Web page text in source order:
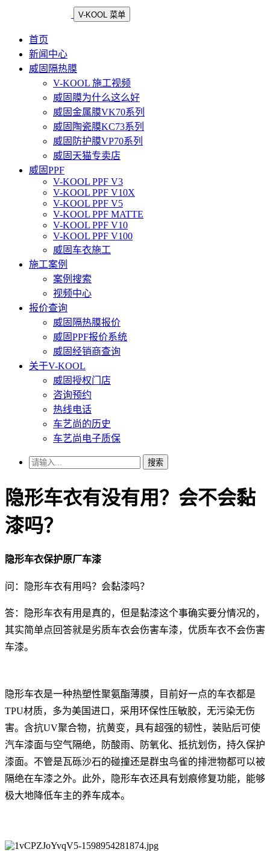
V-KOOL 菜单
首页
新闻中心
威固隔热膜
V-KOOL 施工视频
威固膜为什么这么好
威固金属膜VK70系列
威固陶瓷膜KC73系列
威固防护膜VP70系列
威固天猫专卖店
威固PPF
V-KOOL PPF V3
V-KOOL PPF V10X
V-KOOL PPF V5
V-KOOL PPF MATTE
V-KOOL PPF V10
V-KOOL PPF V100
威固车衣施工
施工案例
案例搜索
视频中心
报价查询
威固隔热膜报价
威固PPF报价系统
威固经销商查询
关于V-KOOL
威固授权门店
咨询预约
热线电话
车艺尚的历史
车艺尚电子质保
搜索
隐形车衣有没有用？会不会黏
漆吗？
隐形车衣保护原厂车漆
问：隐形车衣有用吗？会黏漆吗？
答：隐形车衣有用是真的，但是黏漆这个事确实要分情况的，
其实简单点回答就是劣质车衣会伤害车漆，优质车衣不会伤害
车漆。
隐形车衣是一种热塑性聚氨酯薄膜，目前好一点的车衣都是
TPU材质，多为美国进口，采用环保性压敏胶，无污染无伤
害。含抗UV聚合物，抗黄变，具有超强的韧性，装贴后可使
汽车漆面与空气隔绝，防酸雨、防氧化、抵抗划伤，持久保护
漆面。不管是瓦砾沙石的碰撞还是群虫鸟雀的排泄物都可以被
隔绝在车漆之外。此外，隐形车衣还具有划痕修复功能，能够
极大地降低车主的养车成本。